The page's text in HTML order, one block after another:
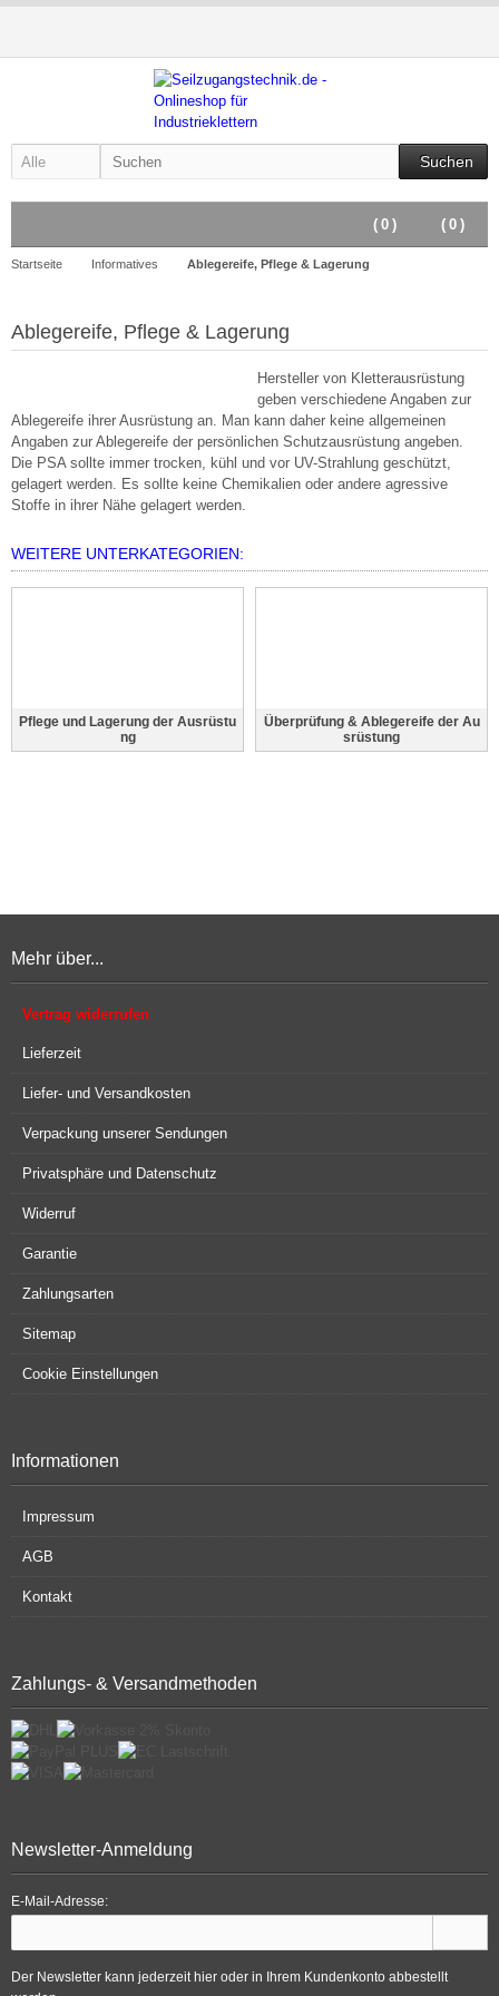
Suchen
( 0 )
( 0 )
Startseite Informatives Ablegereife, Pflege & Lagerung
Ablegereife, Pflege & Lagerung
Hersteller von Kletterausrüstung
geben verschiedene Angaben zur
Ablegereife ihrer Ausrüstung an. Man kann daher keine allgemeinen
Angaben zur Ablegereife der persönlichen Schutzausrüstung angeben.
Die PSA sollte immer trocken, kühl und vor UV-Strahlung geschützt,
gelagert werden. Es sollte keine Chemikalien oder andere agressive
Stoffe in ihrer Nähe gelagert werden.
WEITERE UNTERKATEGORIEN:
Pflege und Lagerung der Ausrüstu
ng
Überprüfung & Ablegereife der Au
srüstung
Mehr über...
Vertrag widerrufen
Lieferzeit
Liefer- und Versandkosten
Verpackung unserer Sendungen
Privatsphäre und Datenschutz
Widerruf
Garantie
Zahlungsarten
Sitemap
Cookie Einstellungen
Informationen
Impressum
AGB
Kontakt
Zahlungs- & Versandmethoden
Newsletter-Anmeldung
E-Mail-Adresse:
Der Newsletter kann jederzeit hier oder in Ihrem Kundenkonto abbestellt